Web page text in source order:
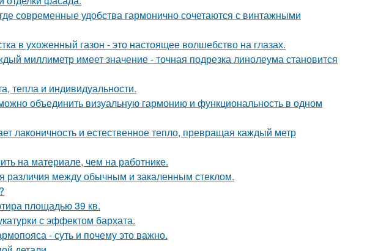
современные удобства гармонично сочетаются с винтажными
в ухоженный газон - это настоящее волшебство на глазах.
миллиметр имеет значение - точная подрезка линолеума становится
тепла и индивидуальности.
объединить визуальную гармонию и функциональность в одном
лаконичность и естественное тепло, превращая каждый метр
на материале, чем на работнике.
различия между обычным и закаленным стеклом.
площадью 39 кв.
с эффектом бархата.
- суть и почему это важно.